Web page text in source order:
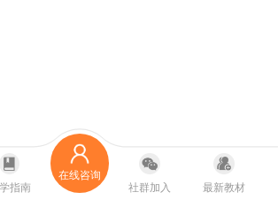
指南
在线咨询
社群加入
最新教材